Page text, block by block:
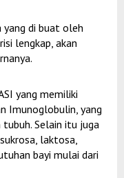
yang di buat oleh
lengkap, akan
yang memiliki
Imunoglobulin, yang
Selain itu juga
laktosa,
bayi mulai dari